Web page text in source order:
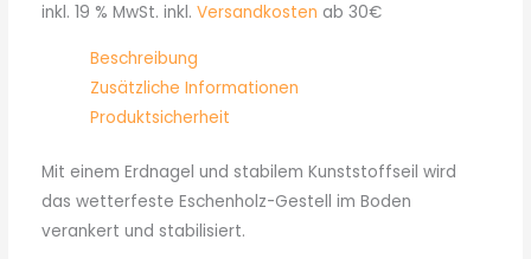
inkl. 19 % MwSt. inkl. Versandkosten ab 30€
Beschreibung
Zusätzliche Informationen
Produktsicherheit
Mit einem Erdnagel und stabilem Kunststoffseil wird
das wetterfeste Eschenholz-Gestell im Boden
verankert und stabilisiert.